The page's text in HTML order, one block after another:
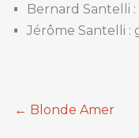
Bernard Santelli
Jérôme Santelli :
← Blonde Amer